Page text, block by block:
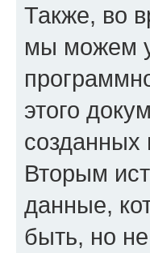
Также, во
мы можем
этого
созданных
Вторым
данные,
быть, но